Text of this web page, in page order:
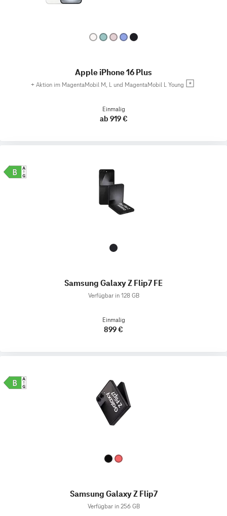
Apple iPhone 16 Plus
+ Aktion im MagentaMobil M, L und MagentaMobil L Young
Einmalig
ab 919 €
Samsung Galaxy Z Flip7 FE
Verfügbar in 128 GB
Einmalig
899 €
Samsung Galaxy Z Flip7
Verfügbar in 256 GB